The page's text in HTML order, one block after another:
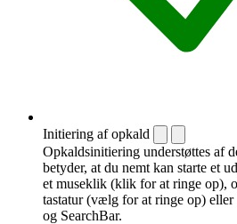
Initiering af opkald
Opkaldsinitiering understøttes af
betyder, at du nemt kan starte et
et museklik (klik for at ringe op),
tastatur (vælg for at ringe op)
og SearchBar.